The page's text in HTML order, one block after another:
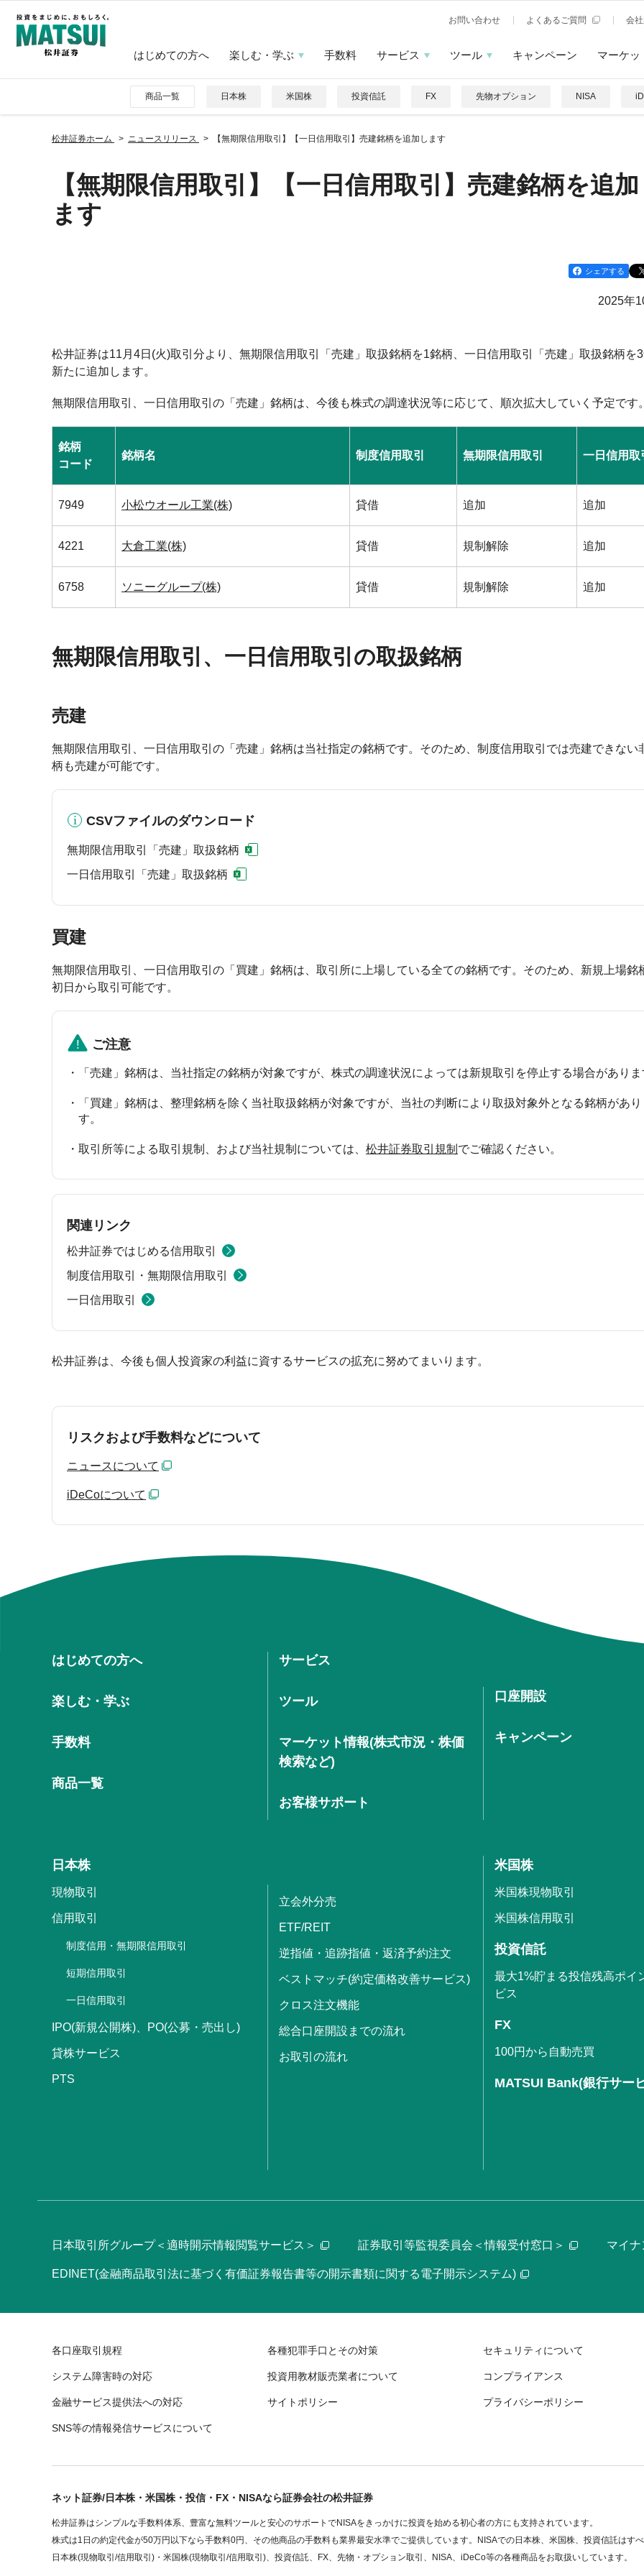
お問い合わせ よくあるご質問 会
はじめての方へ 楽しむ・学ぶ 手数料 サービス ツール キャンペーン マーケッ
商品一覧 日本株 米国株 投資信託 FX 先物オプション NISA
松井証券ホーム ニュースリリース 【無期限信用取引】【一日信用取引】売建銘柄を追加します
【無期限信用取引】【一日信用取引】売建銘柄を追
ます
シェアする
2025年
松井証券は11月4日(火)取引分より、無期限信用取引「売建」取扱銘柄を1銘柄、一日信用取引「売建」取扱銘柄を
新たに追加します。
無期限信用取引、一日信用取引の「売建」銘柄は、今後も株式の調達状況等に応じて、順次拡大していく予定です
銘柄
コード
銘柄名 制度信用取引 無期限信用取引 一日信用取
7949 小松ウオール工業(株) 貸借 追加 追加
4221 大倉工業(株) 貸借 規制解除 追加
6758 ソニーグループ(株) 貸借 規制解除 追加
無期限信用取引、一日信用取引の取扱銘柄
売建
無期限信用取引、一日信用取引の「売建」銘柄は当社指定の銘柄です。そのため、制度信用取引では売建できない
柄も売建が可能です。
CSVファイルのダウンロード
無期限信用取引「売建」取扱銘柄
一日信用取引「売建」取扱銘柄
買建
無期限信用取引、一日信用取引の「買建」銘柄は、取引所に上場している全ての銘柄です。そのため、新規上場銘
初日から取引可能です。
ご注意
「売建」銘柄は、当社指定の銘柄が対象ですが、株式の調達状況によっては新規取引を停止する場合があり
「買建」銘柄は、整理銘柄を除く当社取扱銘柄が対象ですが、当社の判断により取扱対象外となる銘柄があり
す。
取引所等による取引規制、および当社規制については、 松井証券取引規制 でご確認ください。
関連リンク
松井証券ではじめる信用取引
制度信用取引・無期限信用取引
一日信用取引
松井証券は、今後も個人投資家の利益に資するサービスの拡充に努めてまいります。
リスクおよび手数料などについて
ニュースについて
iDeCoについて
はじめての方へ
楽しむ・学ぶ
手数料
商品一覧
サービス
ツール
マーケット情報(株式市況・株価
検索など)
お客様サポート
口座開設
キャンペーン
日本株
現物取引
信用取引
制度信用・無期限信用取引
短期信用取引
一日信用取引
IPO(新規公開株)、PO(公募・売出し)
貸株サービス
PTS
立会外分売
ETF/REIT
逆指値・追跡指値・返済予約注文
ベストマッチ(約定価格改善サービス)
クロス注文機能
総合口座開設までの流れ
お取引の流れ
米国株
米国株現物取引
米国株信用取引
投資信託
最大1%貯まる投信残高ポイ
ビス
FX
100円から自動売買
MATSUI Bank(銀行サー
日本取引所グループ＜適時開示情報閲覧サービス＞ 証券取引等監視委員会＜情報受付窓口＞ マイ
EDINET(金融商品取引法に基づく有価証券報告書等の開示書類に関する電子開示システム)
各口座取引規程 各種犯罪手口とその対策 セキュリティについて
システム障害時の対応 投資用教材販売業者について コンプライアンス
金融サービス提供法への対応 サイトポリシー プライバシーポリシー
SNS等の情報発信サービスについて
ネット証券/日本株・米国株・投信・FX・NISAなら証券会社の松井証券
松井証券はシンプルな手数料体系、豊富な無料ツールと安心のサポートでNISAをきっかけに投資を始める初心者の方にも支持されています。
株式は1日の約定代金が50万円以下なら手数料0円、その他商品の手数料も業界最安水準でご提供しています。NISAでの日本株、米国株、投資信託はす
日本株(現物取引/信用取引)・米国株(現物取引/信用取引)、投資信託、FX、先物・オプション取引、NISA、iDeCo等の各種商品をお取扱いしています。